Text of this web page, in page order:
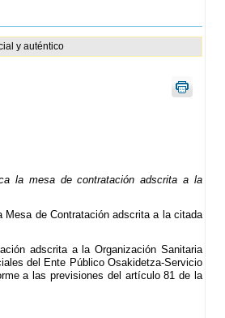
y auténtico
la mesa de contratación adscrita a la
de Contratación adscrita a la citada
adscrita a la Organización Sanitaria
del Ente Público Osakidetza-Servicio
a las previsiones del artículo 81 de la